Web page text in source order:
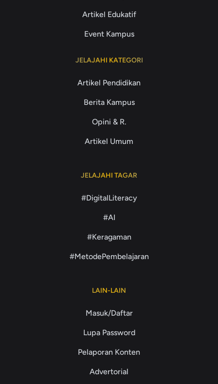
Artikel Edukatif
Event Kampus
JELAJAHI KATEGORI
Artikel Pendidikan
Berita Kampus
Opini & R.
Artikel Umum
JELAJAHI TAGAR
#DigitalLiteracy
#AI
#Keragaman
#MetodePembelajaran
LAIN-LAIN
Masuk/Daftar
Lupa Password
Pelaporan Konten
Advertorial